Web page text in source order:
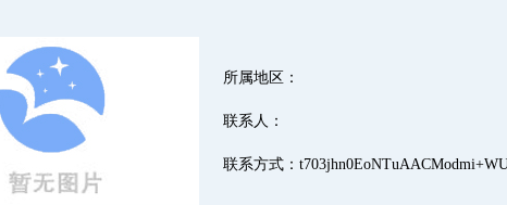
所属地区：
联系人：
联系方式：